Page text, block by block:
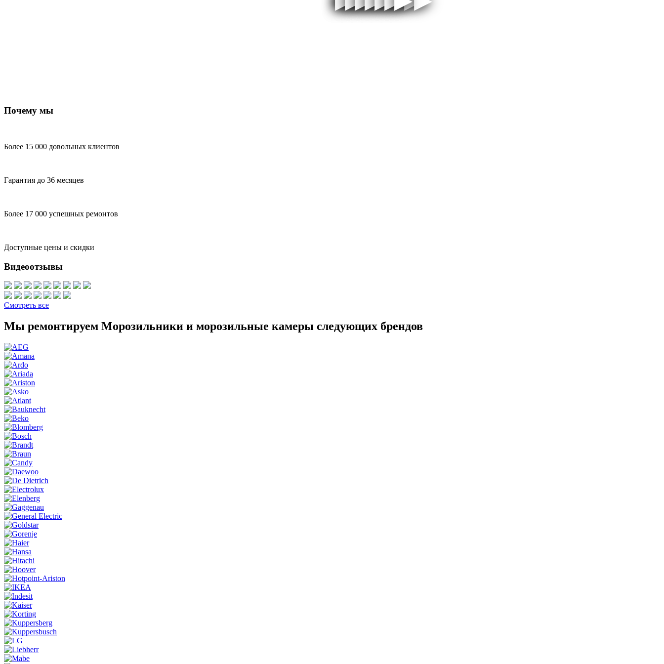
Почему мы
Более 15 000 довольных клиентов
Гарантия до 36 месяцев
Более 17 000 успешных ремонтов
Доступные цены и скидки
Видеоотзывы
Смотреть все
Мы ремонтируем Морозильники и морозильные камеры следующих брендов